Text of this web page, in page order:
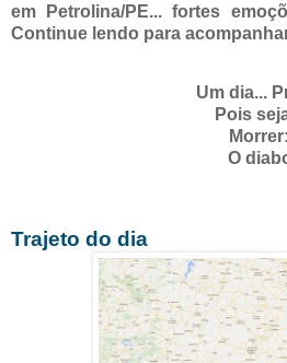
em Petrolina/PE... fortes
Continue lendo para
Um dia...
Pois
O
Trajeto do dia